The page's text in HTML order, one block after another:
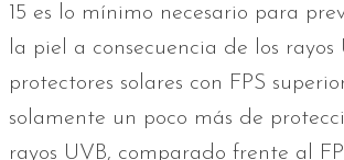
15 es lo mínimo necesario para
la piel a consecuencia de los rayos
protectores solares con FPS
solamente un poco más de
rayos UVB, comparado frente al